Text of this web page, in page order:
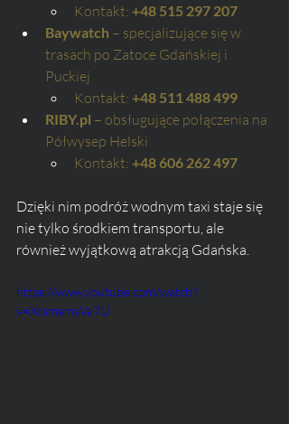
Kontakt: +48 515 297 207
Baywatch – specjalizujące się w
trasach po Zatoce Gdańskiej i
Puckiej
Kontakt: +48 511 488 499
RIBY.pl – obsługujące połączenia na
Półwysep Helski
Kontakt: +48 606 262 497
Dzięki nim podróż wodnym taxi staje się
nie tylko środkiem transportu, ale
również wyjątkową atrakcją Gdańska.
https://www.youtube.com/watch?
v=XcsmemsVa7U